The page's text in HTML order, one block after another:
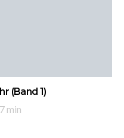
(Band 1)
min